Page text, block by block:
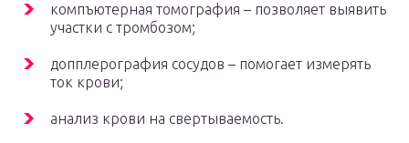
компъютерная томография – позволяет выявить
участки с тромбозом;
допплерография сосудов – помогает измерять
ток крови;
анализ крови на свертываемость.